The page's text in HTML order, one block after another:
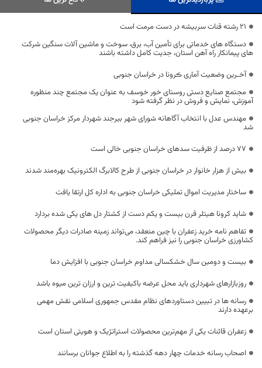
۲۱ رشته قنات سربیشه در دست مرمت است
دستگاه های خدماتی برای تأمین آب، برق، سوخت و ماشین آلات سنگین شرکت
های پیمانکار راه آهن استان، جدیت کامل داشته باشند
آخـرین وضعیت آماری ڪرونا در خراسان جنوبی
مجتمع صنایع دستی روستای خور خوسف به عنوان یک مجتمع چند منظوره
آموزش، نمایش و فروش در نظر گرفته شود
مهندس عدل با انتخاب آگاهانه شورای شهر بیرجند شهردار مرکز خراسان جنوبی
شد
۷۷ درصد از ظرفیت سد‌های خراسان جنوبی خالی است
بیش از هزار خانوار در خراسان جنوبی از طرح کالابرگ الکترونیک بهره‌مند شدند
ساختار مدیریت اموال تملیکی خراسان جنوبی به اداره‌ کل ارتقا یافت
شاید کرونا هیتلر قرن بیست و یکم دست از کشتار دل های یکی شده بردارد
تفاهم نامه خرید زعفران با چین منعقد، می‌تواند زمینه صادرات دیگر محصولات
کشاورزی خراسان جنوبی را نیز فراهم کند.
بیست و دومین سال خشکسالی مداوم خراسان جنوبی با افزایش دما
روزبازارهای شهرداری باید محل عرضه باکیفیت ترین و ارزان ترین میوه باشد
رسانه ها در تبیین دستاوردهای نظام مقدس جمهوری اسلامی نقش مهمی
برعهده دارند
زعفران قائنات یکی از مهم‌ترین محصولات استراتژیک و هویتی استان است
اصحاب رسانه خدمات چهار دهه گذشته را به اطلاع جوانان برسانند